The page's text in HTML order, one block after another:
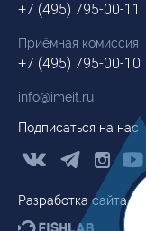
Подписаться на нас
  
Разработка сайта
+7 (495) 795-00-11
Приёмная комиссия
+7 (495) 795-00-10
info@imeit.ru